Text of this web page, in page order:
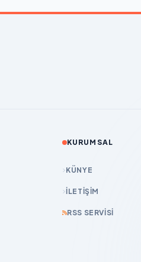
KURUMSAL
KÜNYE
İLETIŞIM
RSS SERVISI